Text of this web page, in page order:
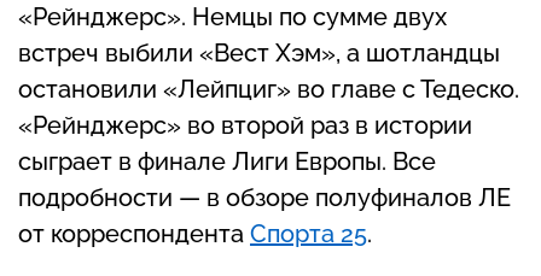
«Рейнджерс». Немцы по сумме двух
встреч выбили «Вест Хэм», а шотландцы
остановили «Лейпциг» во главе с Тедеско.
«Рейнджерс» во второй раз в истории
сыграет в финале Лиги Европы. Все
подробности — в обзоре полуфиналов ЛЕ
от корреспондента Спорта 25.